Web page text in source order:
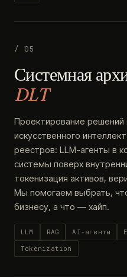
/ 05
Системная
DLT
Проектирование
искусственного
реестров: LLM-агенты в
системы поверх
токенизация активов,
Мы помогаем выбрать,
бизнесу, а что — хайп.
LLM RAG AI-агенты
Tokenization